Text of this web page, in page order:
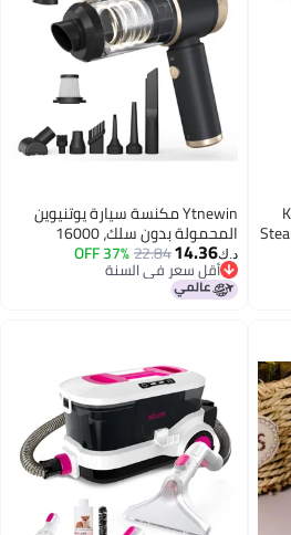
Ytnewin مكنسة سيارة يوتنيوين
المحمولة بدون سلك، 16000
باسكال شفط قوي، مكنسة يدوية
14.36
22.84
37% OFF
أقل سعر في السنة
أقل سعر في السنة